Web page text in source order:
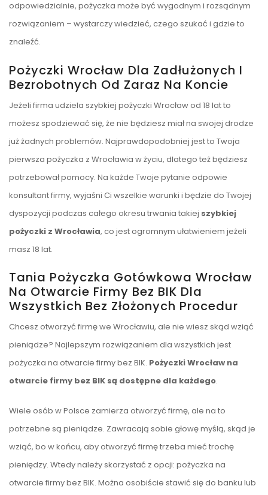
odpowiedzialnie, pożyczka może być wygodnym i rozsądnym
rozwiązaniem – wystarczy wiedzieć, czego szukać i gdzie to
znaleźć.
Pożyczki Wrocław Dla Zadłużonych I
Bezrobotnych Od Zaraz Na Koncie
Jeżeli firma udziela szybkiej pożyczki Wrocław od 18 lat to
możesz spodziewać się, że nie będziesz miał na swojej drodze
już żadnych problemów. Najprawdopodobniej jest to Twoja
pierwsza pożyczka z Wrocławia w życiu, dlatego też będziesz
potrzebował pomocy. Na każde Twoje pytanie odpowie
konsultant firmy, wyjaśni Ci wszelkie warunki i będzie do Twojej
dyspozycji podczas całego okresu trwania takiej szybkiej
pożyczki z Wrocławia, co jest ogromnym ułatwieniem jeżeli
masz 18 lat.
Tania Pożyczka Gotówkowa Wrocław
Na Otwarcie Firmy Bez BIK Dla
Wszystkich Bez Złożonych Procedur
Chcesz otworzyć firmę we Wrocławiu, ale nie wiesz skąd wziąć
pieniądze? Najlepszym rozwiązaniem dla wszystkich jest
pożyczka na otwarcie firmy bez BIK. Pożyczki Wrocław na
otwarcie firmy bez BIK są dostępne dla każdego.
Wiele osób w Polsce zamierza otworzyć firmę, ale na to
potrzebne są pieniądze. Zawracają sobie głowę myślą, skąd je
wziąć, bo w końcu, aby otworzyć firmę trzeba mieć trochę
pieniędzy. Wtedy należy skorzystać z opcji: pożyczka na
otwarcie firmy bez BIK. Można osobiście stawić się do banku lub